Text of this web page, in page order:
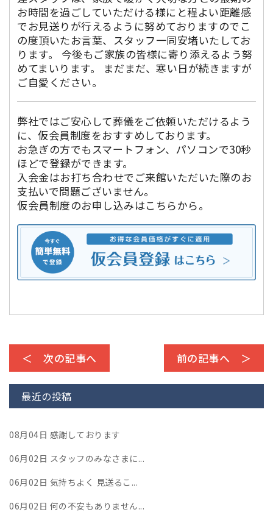
お時間を過ごしていただける様にと程よい距離感
でお見送りが行えるように努めておりますのでこ
の度頂いたお言葉、スタッフ一同安堵いたしてお
ります。 今後もご家族の皆様に寄り添えるよう努
めてまいります。 まだまだ、寒い日が続きますが
ご自愛ください。
弊社ではご安心して葬儀をご依頼いただけるよう
に、仮会員制度をおすすめしております。
お急ぎの方でもスマートフォン、パソコンで30秒
ほどで登録ができます。
入会金はお打ち合わせでご来館いただいた際のお
支払いで問題ございません。
仮会員制度のお申し込みはこちらから。
＜ 次の記事へ 前の記事へ ＞
最近の投稿
08月04日 感謝しております
06月02日 スタッフのみなさまに...
06月02日 気持ちよく 見送るこ...
06月02日 何の不安もありません...